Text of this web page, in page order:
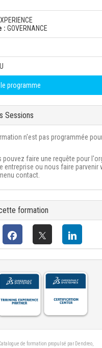
: GOVERNANCE
programme
Sessions
n'est pas programmée
pouvez faire une requête pour
entreprise ou nous faire parvenir
contact.
formation
de formation propulsé par Dendreo,